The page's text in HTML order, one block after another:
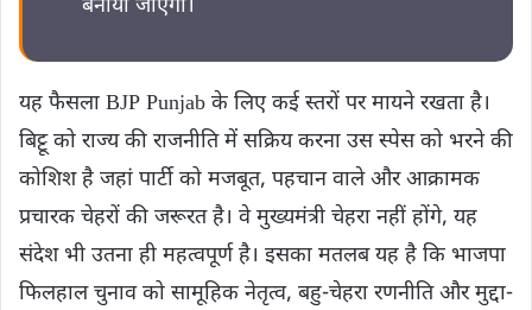
बनाया जाएगा।
यह फैसला BJP Punjab के लिए कई स्तरों पर मायने रखता है।
बिट्टू को राज्य की राजनीति में सक्रिय करना उस स्पेस को भरने की
कोशिश है जहां पार्टी को मजबूत, पहचान वाले और आक्रामक
प्रचारक चेहरों की जरूरत है। वे मुख्यमंत्री चेहरा नहीं होंगे, यह
संदेश भी उतना ही महत्वपूर्ण है। इसका मतलब यह है कि भाजपा
फिलहाल चुनाव को सामूहिक नेतृत्व, बहु-चेहरा रणनीति और मुद्दा-